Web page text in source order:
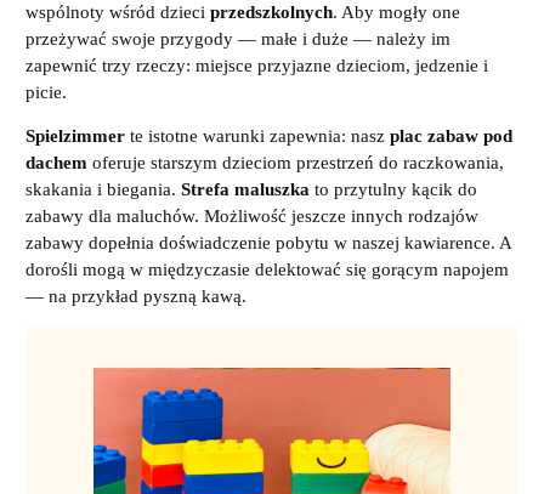
wspólnoty wśród dzieciprzedszkolnych. Aby mogły one
przeżywać swoje przygody — małe i duże — należy im
zapewnić trzy rzeczy: miejsce przyjazne dzieciom, jedzenie i
picie.
Spielzimmer te istotne warunki zapewnia: naszplac zabaw pod
dachem oferuje starszym dzieciom przestrzeń do raczkowania,
skakania i biegania.Strefa maluszka to przytulny kącik do
zabawy dla maluchów. Możliwość jeszcze innych rodzajów
zabawy dopełnia doświadczenie pobytu w naszej kawiarence. A
dorośli mogą w międzyczasie delektować się gorącym napojem
— na przykład pyszną kawą.